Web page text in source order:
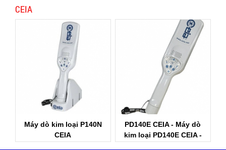
CEIA
Máy dò kim loại P140N
CEIA
PD140E CEIA - Máy dò
kim loại PD140E CEIA -